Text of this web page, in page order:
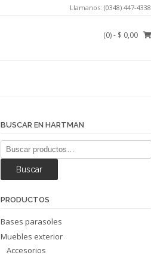
Llamanos: (0348) 447-4338
(0)- $ 0,00
BUSCAR EN HARTMAN
Buscar
por:
Buscar
PRODUCTOS
Bases parasoles
Muebles exterior
Accesorios